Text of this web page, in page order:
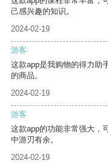
己感兴趣的知识。
2024-02-19
游客
这款app是我购物的得力助
的商品。
2024-02-19
游客
这款app的功能非常强大，
中游刃有余。
2024-02-19